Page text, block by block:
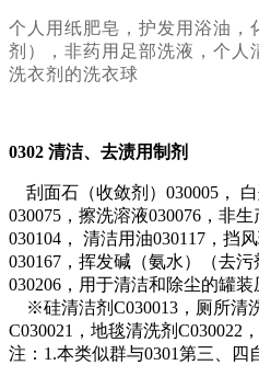
个人用纸肥皂，护发用浴油，
剂），非药用足部洗液，个人
洗衣剂的洗衣球
0302 清洁、去渍用制剂
刮面石（收敛剂）030005，
030075，擦洗溶液030076，非
030104， 清洁用油030117，挡
030167，挥发碱（氨水）（去
030206，用于清洁和除尘的罐
※硅清洁剂C030013，厕所清洗
C030021，地毯清洗剂C030022
注：1.本类似群与0301第三、四